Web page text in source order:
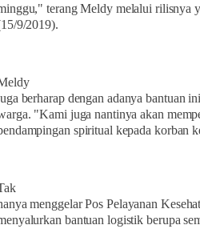
terang Meldy melalui rilisnya
9/2019).
berharap dengan adanya bantuan
"Kami juga nantinya akan
spiritual kepada korban
menggelar Pos Pelayanan
bantuan logistik berupa